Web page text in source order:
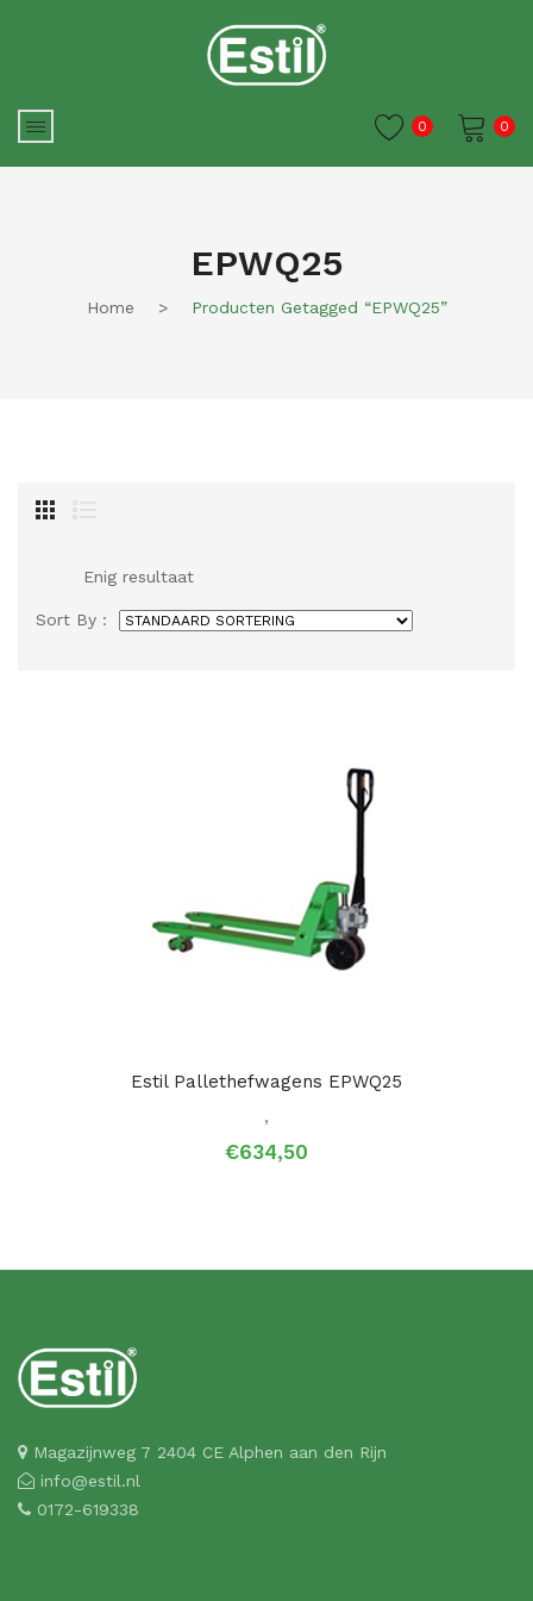
0
0
EPWQ25
Home > Producten Getagged “EPWQ25”
Enig resultaat
Sort By :
Estil Pallethefwagens EPWQ25
,
€634,50
Magazijnweg 7 2404 CE Alphen aan den Rijn
info@estil.nl
0172-619338